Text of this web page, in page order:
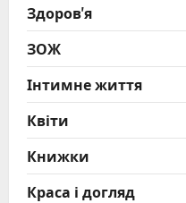
Здоров'я
ЗОЖ
Інтимне життя
Квіти
Книжки
Краса і догляд